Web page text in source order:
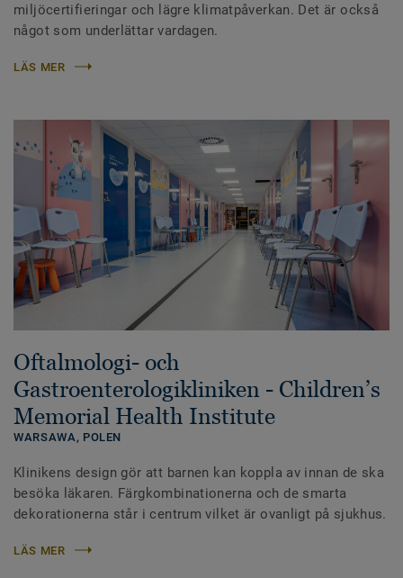
miljöcertifieringar och lägre klimatpåverkan. Det är också
något som underlättar vardagen.
LÄS MER
Oftalmologi- och
Gastroenterologikliniken - Children’s
Memorial Health Institute
WARSAWA, POLEN
Klinikens design gör att barnen kan koppla av innan de ska
besöka läkaren. Färgkombinationerna och de smarta
dekorationerna står i centrum vilket är ovanligt på sjukhus.
LÄS MER